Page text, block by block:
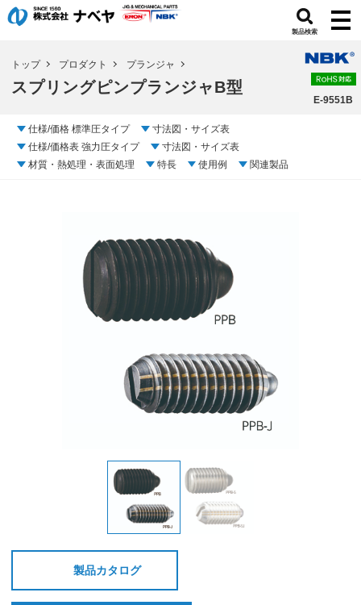
製品検索
トップ プロダクト プランジャ
スプリングピンプランジャB型
E-9551B
仕様/価格 標準圧タイプ
寸法図・サイズ表
仕様/価格表 強力圧タイプ
寸法図・サイズ表
材質・熱処理・表面処理
特長 使用例 関連製品
製品カタログ